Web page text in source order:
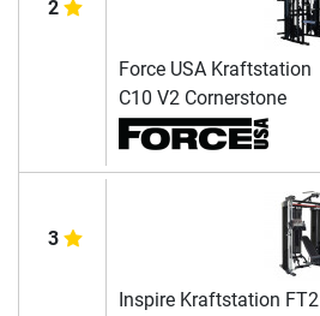
2
Force USA Kraftstation
C10 V2 Cornerstone
3
Inspire Kraftstation FT2